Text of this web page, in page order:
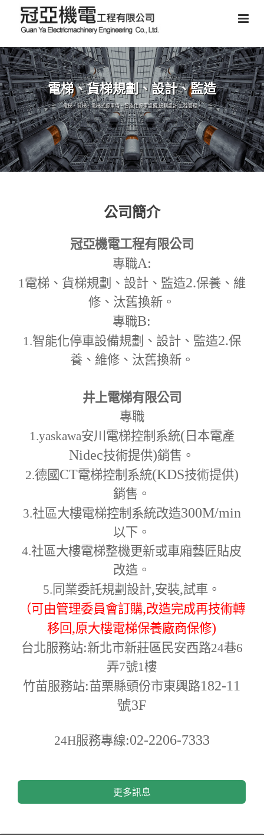
電梯、貨梯規劃、設計、監造
電梯、貨梯、電梯式停車塔、智能化停車設備,規劃設計,工程管理。
公司簡介
冠亞機電工程有限公司
專職A:
1電梯、貨梯規劃、設計、監造2.保養、維
修、汰舊換新。
專職B:
1.智能化停車設備規劃、設計、監造2.保
養、維修、汰舊換新。
井上電梯有限公司
專職
1.yaskawa安川電梯控制系統( 日本電產
Nidec技術提供)銷售。
2.德國 CT電梯控制系統(KDS技術提供)
銷售。
3.社區大樓電梯控制系統改造300M/min
以下。
4.社區大樓電梯整機更新或車廂藝匠貼皮
改造。
5. 同業委託規劃設計,安裝,試車。
（可由管理委員會訂購,改造完成再技術轉
移回,原大樓電梯保養廠商保修)
台北服務站:新北市新莊區民安西路24巷6
弄7號1樓
竹苗服務站:苗栗縣頭份市東興路182-11
號3F
24H服務專線:02-2206-7333
更多訊息